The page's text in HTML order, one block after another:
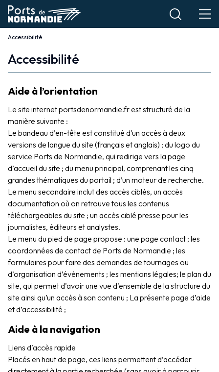
Aller
au
contenu
principal
Fil
d'Ariane
Accessibilité
Accessibilité
Accessibilité
Aide à l’orientation
Le site internet portsdenormandie.fr est structuré de la
manière suivante :
Le bandeau d’en-tête est constitué d’un accès à deux
versions de langue du site (français et anglais) ; du logo du
service Ports de Normandie, qui redirige vers la page
d’accueil du site ; du menu principal, comprenant les cinq
grandes thématiques du portail ; d’un moteur de recherche.
Le menu secondaire inclut des accès ciblés, un accès
documentation où on retrouve tous les contenus
téléchargeables du site ; un accès ciblé presse pour les
journalistes, éditeurs et analystes.
Le menu du pied de page propose : une page contact ; les
coordonnées de contact de Ports de Normandie ; les
formulaires pour faire des demandes de tournages ou
d’organisation d’évènements ; les mentions légales; le plan du
site, qui permet d’avoir une vue d’ensemble de la structure du
site ainsi qu’un accès à son contenu ; La présente page d’aide
et d’accessibilité ;
Aide à la navigation
Liens d’accès rapide
Placés en haut de page, ces liens permettent d’accéder